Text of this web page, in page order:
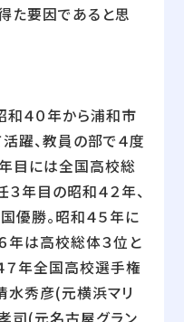
た要因であると思
４０年から浦和市
躍、教員の部で４度
目には全国高校総
年目の昭和４２年、
優勝。昭和４５年に
年は高校総体３位と
７年全国高校選手権
水秀彦(元横浜マリ